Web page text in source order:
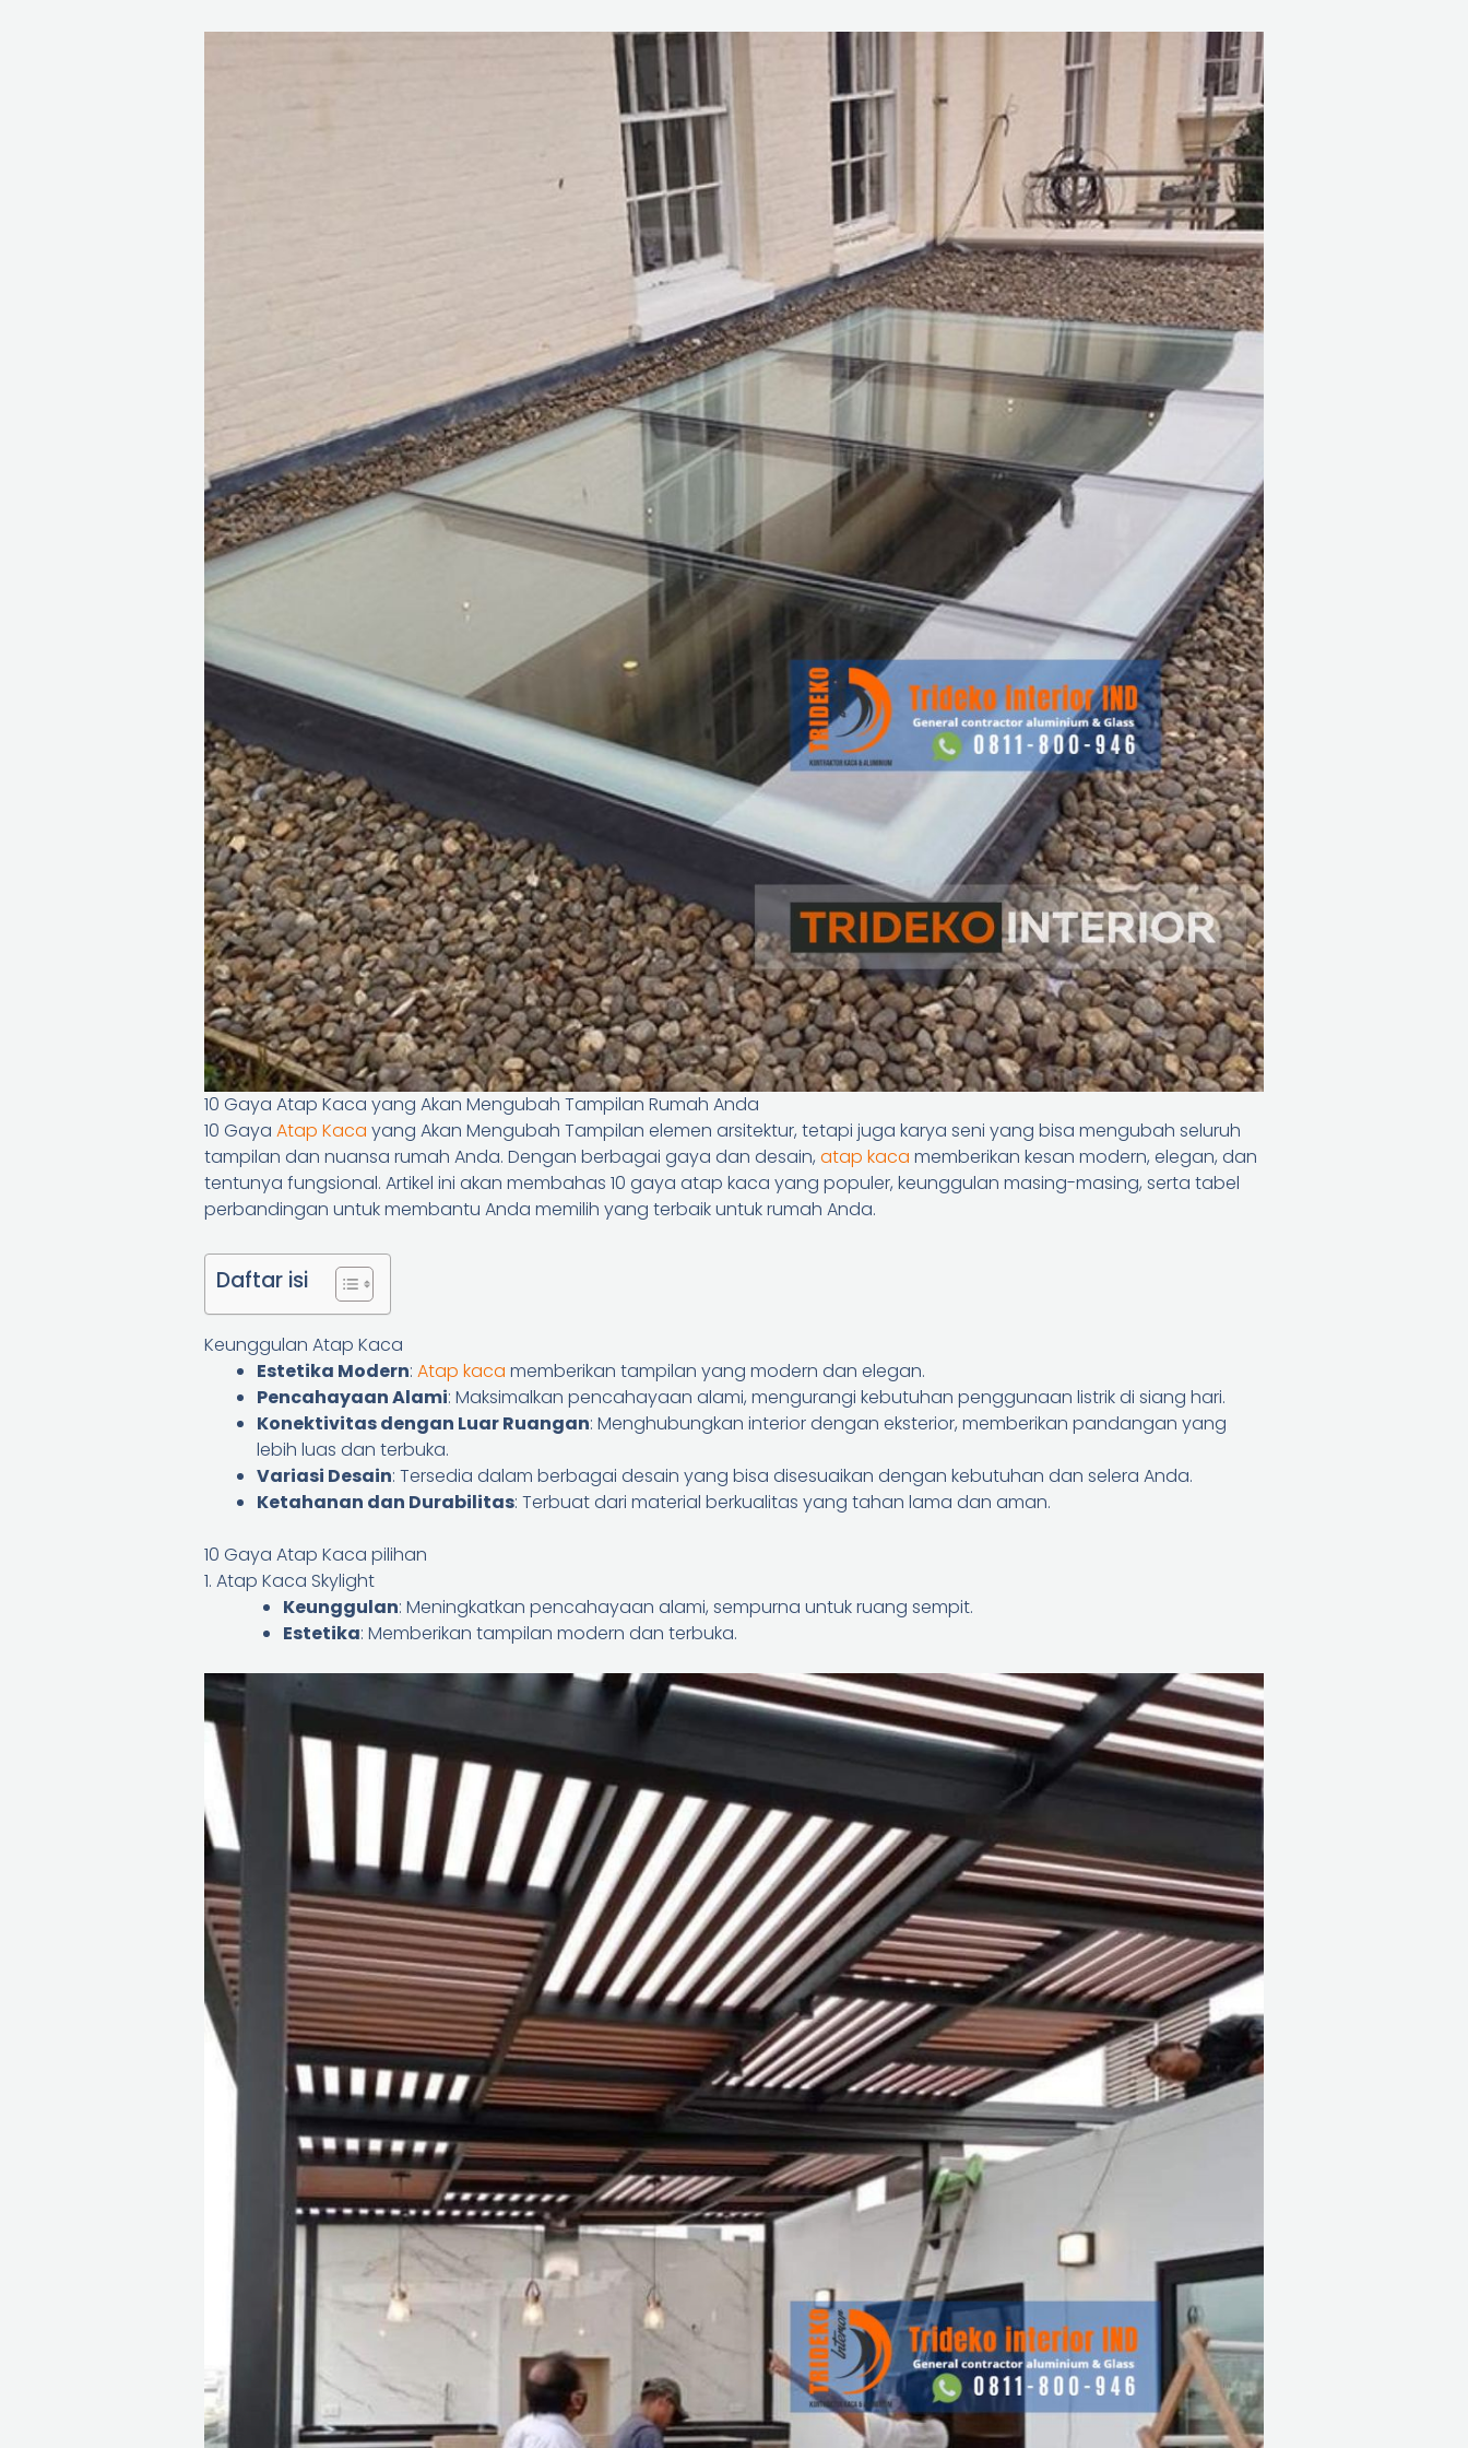
10 Gaya Atap Kaca yang Akan Mengubah Tampilan Rumah Anda
10 Gaya Atap Kaca yang Akan Mengubah Tampilan elemen arsitektur, tetapi juga karya seni yang bisa mengubah seluruh
tampilan dan nuansa rumah Anda. Dengan berbagai gaya dan desain, atap kaca memberikan kesan modern, elegan, dan
tentunya fungsional. Artikel ini akan membahas 10 gaya atap kaca yang populer, keunggulan masing-masing, serta tabel
perbandingan untuk membantu Anda memilih yang terbaik untuk rumah Anda.
Daftar isi
Keunggulan Atap Kaca
Estetika Modern: Atap kaca memberikan tampilan yang modern dan elegan.
Pencahayaan Alami: Maksimalkan pencahayaan alami, mengurangi kebutuhan penggunaan listrik di siang hari.
Konektivitas dengan Luar Ruangan: Menghubungkan interior dengan eksterior, memberikan pandangan yang
lebih luas dan terbuka.
Variasi Desain: Tersedia dalam berbagai desain yang bisa disesuaikan dengan kebutuhan dan selera Anda.
Ketahanan dan Durabilitas: Terbuat dari material berkualitas yang tahan lama dan aman.
10 Gaya Atap Kaca pilihan
1. Atap Kaca Skylight
Keunggulan: Meningkatkan pencahayaan alami, sempurna untuk ruang sempit.
Estetika: Memberikan tampilan modern dan terbuka.